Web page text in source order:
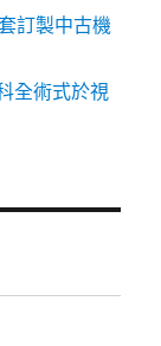
訂製中古機
全術式於視